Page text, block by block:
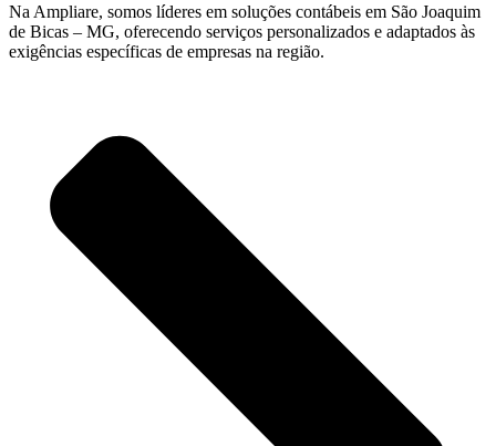
Na Ampliare, somos líderes em soluções contábeis em São Joaquim
de Bicas – MG, oferecendo serviços personalizados e adaptados às
exigências específicas de empresas na região.